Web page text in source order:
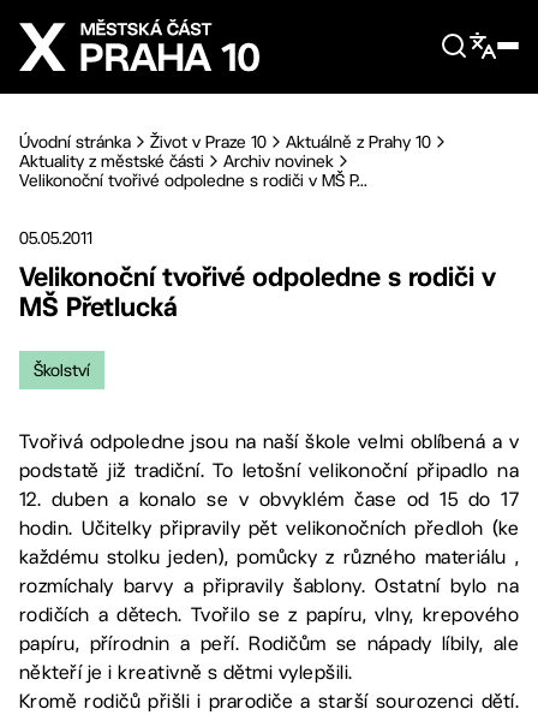
Přejít na hlavní obsah
Úvodní stránka Život v Praze 10
Aktuálně z Prahy 10
Aktuality z městské části
Archiv novinek
Velikonoční tvořivé odpoledne s rodiči v MŠ P...
05.05.2011
Velikonoční tvořivé odpoledne s rodiči v
MŠ Přetlucká
Školství
Tvořivá odpoledne jsou na naší škole velmi oblíbená a v
podstatě již tradiční. To letošní velikonoční připadlo na
12. duben a konalo se v obvyklém čase od 15 do 17
hodin. Učitelky připravily pět velikonočních předloh (ke
každému stolku jeden), pomůcky z různého materiálu ,
rozmíchaly barvy a připravily šablony. Ostatní bylo na
rodičích a dětech. Tvořilo se z papíru, vlny, krepového
papíru, přírodnin a peří. Rodičům se nápady líbily, ale
někteří je i kreativně s dětmi vylepšili.
Kromě rodičů přišli i prarodiče a starší sourozenci dětí.